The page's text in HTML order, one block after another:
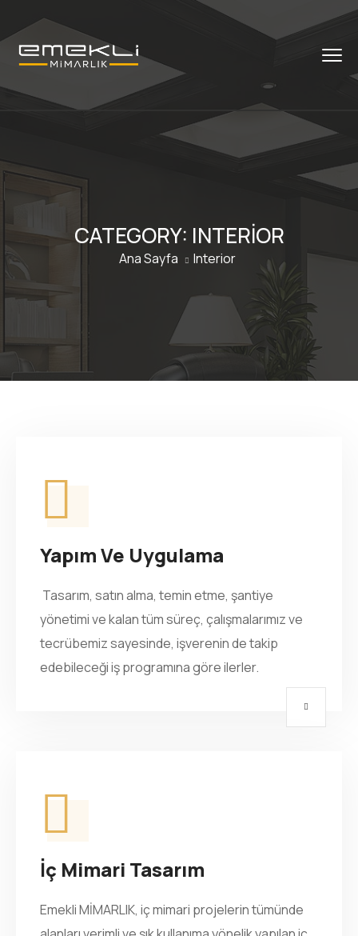
CATEGORY: INTERIOR
Ana Sayfa Interior
Yapım Ve Uygulama
Tasarım, satın alma, temin etme, şantiye
yönetimi ve kalan tüm süreç, çalışmalarımız ve
tecrübemiz sayesinde, işverenin de takip
edebileceği iş programına göre ilerler.
İç Mimari Tasarım
Emekli MİMARLIK, iç mimari projelerin tümünde